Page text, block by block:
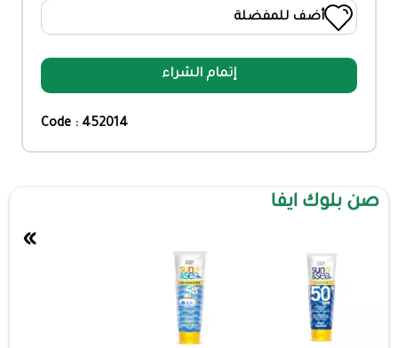
أضف للمفضلة
إتمام الشراء
Code : 452014
صن بلوك ايفا
»